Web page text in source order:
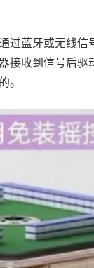
过蓝牙或无线
接收到信号后驱
。